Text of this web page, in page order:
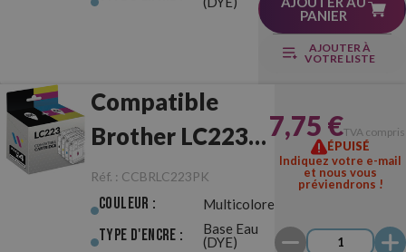
PANIER
AJOUTER À
VOTRE LISTE
Compatible
Brother LC223
Pack
Réf. : CCBRLC223PK
Couleur : Multicolore
Type d'Encre :
Base Eau
(DYE)
7,75 €TVA
ÉPUISÉ
Indiquez votre e-mail
et nous vous
préviendrons !